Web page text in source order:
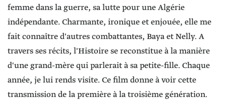
femme dans la guerre, sa lutte pour une Algérie
indépendante. Charmante, ironique et enjouée, elle me
fait connaître d'autres combattantes, Baya et Nelly. A
travers ses récits, l'Histoire se reconstitue à la manière
d'une grand-mère qui parlerait à sa petite-fille. Chaque
année, je lui rends visite. Ce film donne à voir cette
transmission de la première à la troisième génération.